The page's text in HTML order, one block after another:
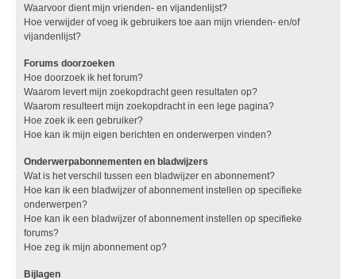
Waarvoor dient mijn vrienden- en vijandenlijst?
Hoe verwijder of voeg ik gebruikers toe aan mijn vrienden- en/of
vijandenlijst?
Forums doorzoeken
Hoe doorzoek ik het forum?
Waarom levert mijn zoekopdracht geen resultaten op?
Waarom resulteert mijn zoekopdracht in een lege pagina?
Hoe zoek ik een gebruiker?
Hoe kan ik mijn eigen berichten en onderwerpen vinden?
Onderwerpabonnementen en bladwijzers
Wat is het verschil tussen een bladwijzer en abonnement?
Hoe kan ik een bladwijzer of abonnement instellen op specifieke
onderwerpen?
Hoe kan ik een bladwijzer of abonnement instellen op specifieke
forums?
Hoe zeg ik mijn abonnement op?
Bijlagen